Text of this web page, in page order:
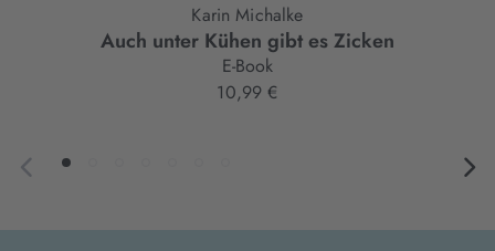
Karin Michalke
Auch unter Kühen gibt es Zicken
E-Book
10,99 €